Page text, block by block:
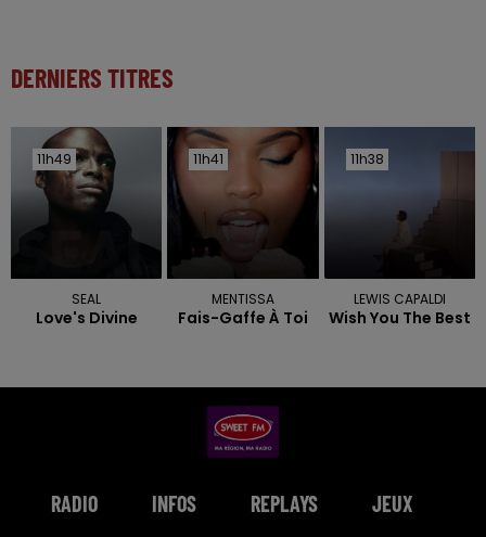
DERNIERS TITRES
11h49
11h49
SEAL
Love's Divine
11h41
11h41
MENTISSA
Fais-Gaffe À Toi
11h38
11h38
LEWIS CAPALDI
Wish You The Best
RADIO INFOS REPLAYS JEUX